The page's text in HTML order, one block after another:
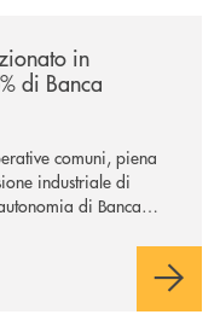
in
di Banca
comuni, piena
industriale di
di Banca
dell’operazione.